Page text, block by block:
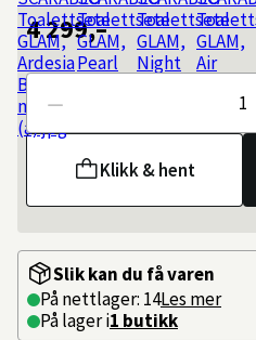
4 299,–
Antall
Klikk & hent
Slik kan du få varen
På nettlager: 14Les mer
På lager i1 butikk